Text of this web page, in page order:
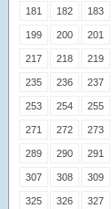
181 182 183
199 200 201
217 218 219
235 236 237
253 254 255
271 272 273
289 290 291
307 308 309
325 326 327